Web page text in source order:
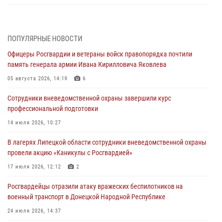
04 августа 2026, 09:05
Росгвардия обеспечила безопасность граждан на праздновании
Дня ВДВ в Липецке
03 августа 2026, 13:43
Росгвардейцы обеспечили безопасность граждан в День Лев-
Толстовского района
03 августа 2026, 13:41
Росгвардия противодействует БПЛА ВСУ на южном направлении
(видео)
03 августа 2026, 13:39
ПОПУЛЯРНЫЕ НОВОСТИ
Офицеры Росгвардии и ветераны войск правопорядка почтили
память генерала армии Ивана Кирилловича Яковлева
05 августа 2026, 14:19 6
Сотрудники вневедомственной охраны завершили курс
профессиональной подготовки
14 июля 2026, 10:27
В лагерях Липецкой области сотрудники вневедомственной охраны
провели акцию «Каникулы с Росгвардией»
17 июля 2026, 12:12 2
Росгвардейцы отразили атаку вражеских беспилотников на
военный транспорт в Донецкой Народной Республике
24 июля 2026, 14:37